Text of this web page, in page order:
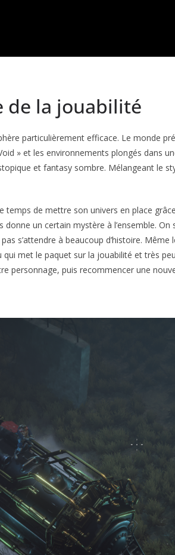
de la jouabilité
particulièrement efficace. Le monde
» et les environnements plongés dans
et fantasy sombre. Mélangeant le
de mettre son univers en place
un certain mystère à l’ensemble.
s’attendre à beaucoup d’histoire.
met le paquet sur la jouabilité et très
personnage, puis recommencer une